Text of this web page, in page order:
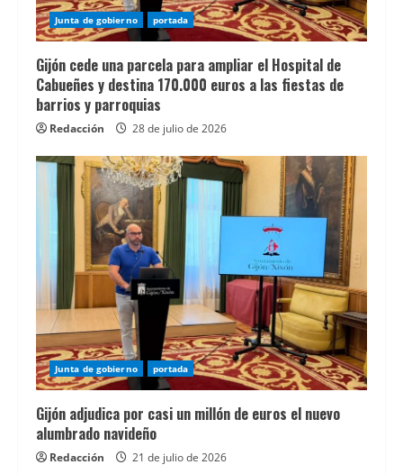
a
especializada
permite
comparar
alternativas
y
entender
mejor
funcionamiento
los
casinos
online
legales
en
Para
los
Junta de gobierno portada
Gijón cede una parcela para ampliar el Hospital de
Cabueñes y destina 170.000 euros a las fiestas de
barrios y parroquias
Redacción 28 de julio de 2026
Junta de gobierno portada
Gijón adjudica por casi un millón de euros el nuevo
alumbrado navideño
Redacción 21 de julio de 2026